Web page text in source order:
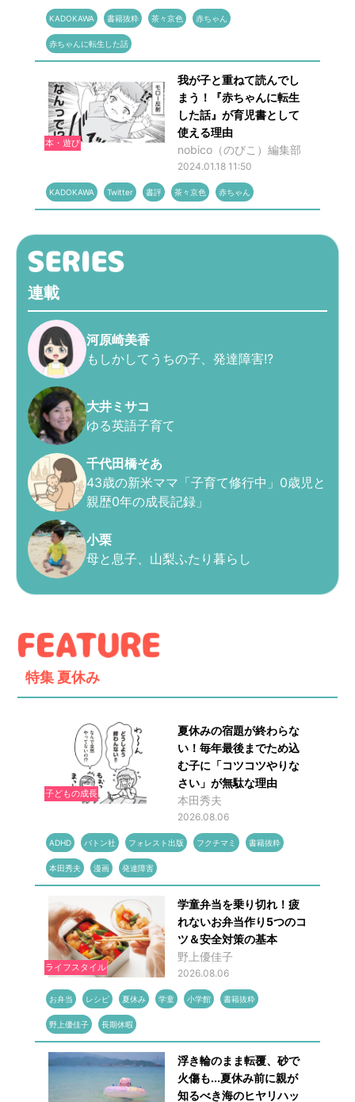
KADOKAWA 書籍抜粋 茶々京色 赤ちゃん
赤ちゃんに転生した話
本・遊び
我が子と重ねて読んでし
まう！『赤ちゃんに転生
した話』が育児書として
使える理由
nobico（のびこ）編集部
2024.01.18 11:50
KADOKAWA Twitter 書評 茶々京色 赤ちゃん
連載
河原崎美香
もしかしてうちの子、発達障害!?
大井ミサコ
ゆる英語子育て
千代田橋そあ
43歳の新米ママ「子育て修行中」0歳児と
親歴0年の成長記録」
小栗
母と息子、山梨ふたり暮らし
特集 夏休み
子どもの成長
夏休みの宿題が終わらな
い！毎年最後までため込
む子に「コツコツやりな
さい」が無駄な理由
本田秀夫
2026.08.06
ADHD バトン社 フォレスト出版 フクチマミ 書籍抜粋
本田秀夫 漫画 発達障害
ライフスタイル
学童弁当を乗り切れ！疲
れないお弁当作り5つのコ
ツ＆安全対策の基本
野上優佳子
2026.08.06
お弁当 レシピ 夏休み 学童 小学館 書籍抜粋
野上優佳子 長期休暇
浮き輪のまま転覆、砂で
火傷も...夏休み前に親が
知るべき海のヒヤリハッ